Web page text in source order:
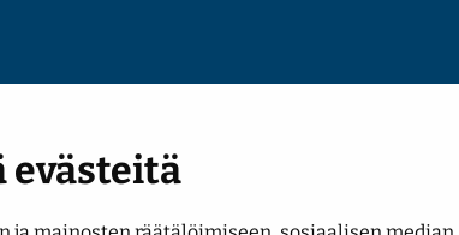
evästeitä